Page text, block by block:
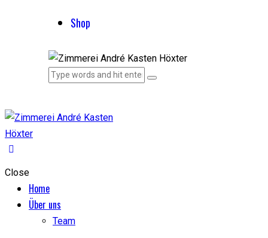
Shop
Close
Home
Über uns
Team